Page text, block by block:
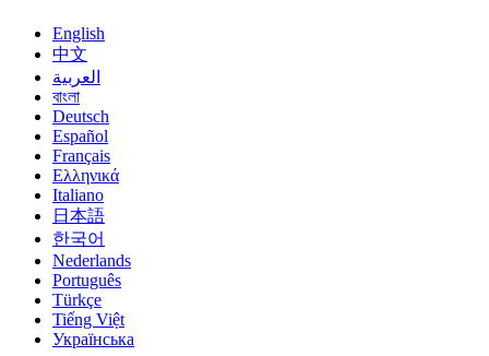
English
中文
العربية
বাংলা
Deutsch
Español
Français
Ελληνικά
Italiano
日本語
한국어
Nederlands
Português
Türkçe
Tiếng Việt
Українська